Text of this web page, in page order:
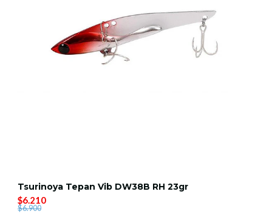
Tsurinoya Tepan Vib DW38B RH 23gr
$6.210
$6.900